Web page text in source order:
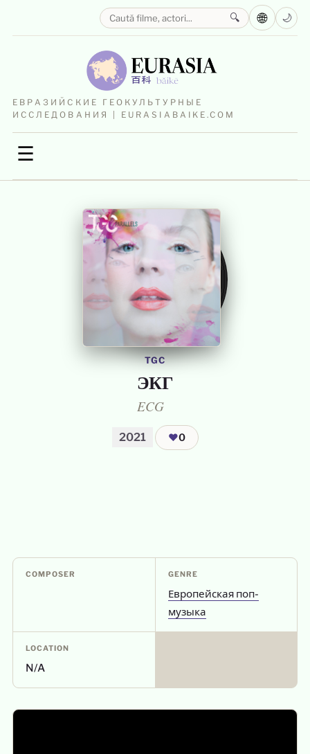
ЕВРАЗИЙСКИЕ ГЕОКУЛЬТУРНЫЕ
ИССЛЕДОВАНИЯ | EURASIABAIKE.COM
☰
🔍 🌐 🌙
TGC
ЭКГ
ECG
2021 ❤0
COMPOSER GENRE
Европейская поп-
музыка
LOCATION
N/A